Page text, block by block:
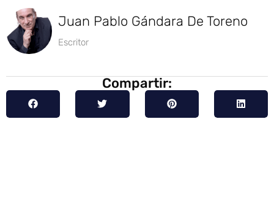
Juan Pablo Gándara De Toreno
Escritor
Compartir: